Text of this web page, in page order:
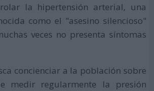
la hipertensión arterial, una
como el "asesino silencioso"
veces no presenta síntomas
concienciar a la población sobre
medir regularmente la presión